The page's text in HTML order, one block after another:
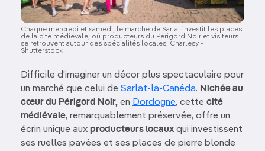
Chaque mercredi et samedi, le marché de Sarlat investit les places
de la cité médiévale, où producteurs du Périgord Noir et visiteurs
se retrouvent autour des spécialités locales. Charlesy -
Shutterstock
Difficile d'imaginer un décor plus spectaculaire pour
un marché que celui de Sarlat-la-Canéda. Nichée au
cœur du Périgord Noir, en Dordogne, cette cité
médiévale, remarquablement préservée, offre un
écrin unique aux producteurs locauxqui investissent
ses ruelles pavées et ses places de pierre blonde